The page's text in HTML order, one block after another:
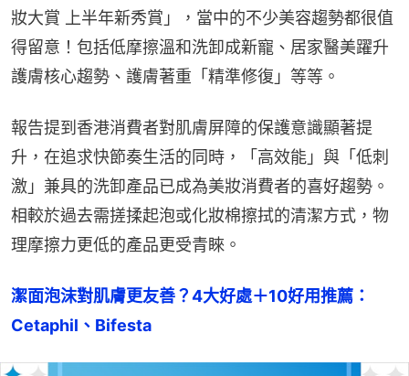
妝大賞 上半年新秀賞」，當中的不少美容趨勢都很值
得留意！包括低摩擦溫和洗卸成新寵、居家醫美躍升
護膚核心趨勢、護膚著重「精準修復」等等。
報告提到香港消費者對肌膚屏障的保護意識顯著提
升，在追求快節奏生活的同時，「高效能」與「低刺
激」兼具的洗卸產品已成為美妝消費者的喜好趨勢。
相較於過去需搓揉起泡或化妝棉擦拭的清潔方式，物
理摩擦力更低的產品更受青睞。
潔面泡沫對肌膚更友善？4大好處＋10好用推薦：
Cetaphil、Bifesta